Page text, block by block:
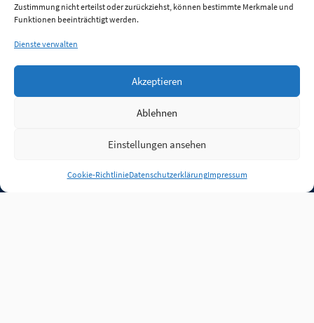
Zustimmung nicht erteilst oder zurückziehst, können bestimmte Merkmale und
Funktionen beeinträchtigt werden.
Dienste verwalten
Akzeptieren
Ablehnen
Einstellungen ansehen
Cookie-RichtlinieDatenschutzerklärungImpressum
Anmelden
Jobs Partner FAQ Quellen